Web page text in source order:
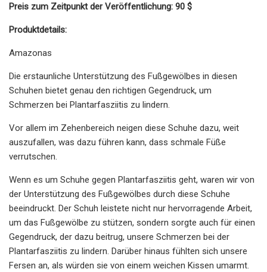
Preis zum Zeitpunkt der Veröffentlichung: 90 $
Produktdetails:
Amazonas
Die erstaunliche Unterstützung des Fußgewölbes in diesen
Schuhen bietet genau den richtigen Gegendruck, um
Schmerzen bei Plantarfasziitis zu lindern.
Vor allem im Zehenbereich neigen diese Schuhe dazu, weit
auszufallen, was dazu führen kann, dass schmale Füße
verrutschen.
Wenn es um Schuhe gegen Plantarfasziitis geht, waren wir von
der Unterstützung des Fußgewölbes durch diese Schuhe
beeindruckt. Der Schuh leistete nicht nur hervorragende Arbeit,
um das Fußgewölbe zu stützen, sondern sorgte auch für einen
Gegendruck, der dazu beitrug, unsere Schmerzen bei der
Plantarfasziitis zu lindern. Darüber hinaus fühlten sich unsere
Fersen an, als würden sie von einem weichen Kissen umarmt.